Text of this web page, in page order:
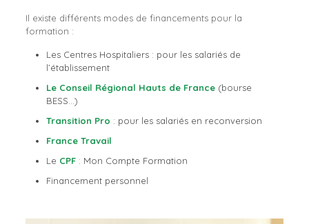
Il existe différents modes de financements pour la
formation :
Les Centres Hospitaliers : pour les salariés de
l’établissement
Le Conseil Régional Hauts de France(bourse
BESS…)
Transition Pro : pour les salariés en reconversion
France Travail
Le CPF: Mon Compte Formation
Financement personnel